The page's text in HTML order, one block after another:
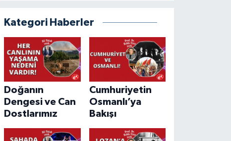
Kategori Haberler
Doğanın
Dengesi ve Can
Dostlarımız
Cumhuriyetin
Osmanlı’ya
Bakışı